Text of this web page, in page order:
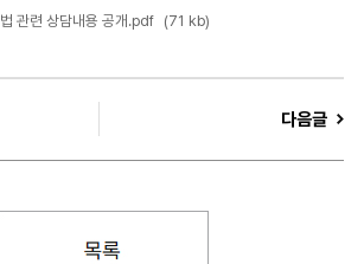
관련 상담내용 공개.pdf (71 kb)
다음글